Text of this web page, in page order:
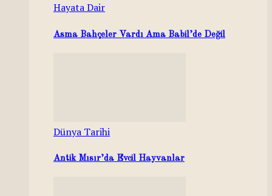
Hayata Dair
Asma Bahçeler Vardı Ama Babil’de Değil
Dünya Tarihi
Antik Mısır’da Evcil Hayvanlar